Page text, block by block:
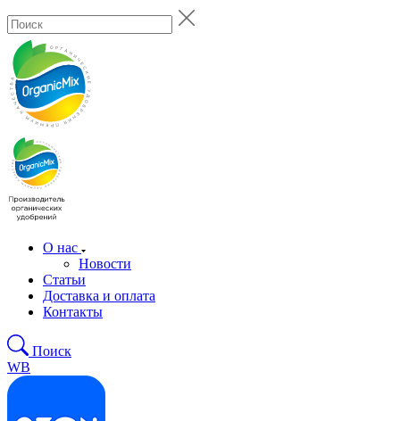
О нас
Новости
Статьи
Доставка и оплата
Контакты
Поиск
WB